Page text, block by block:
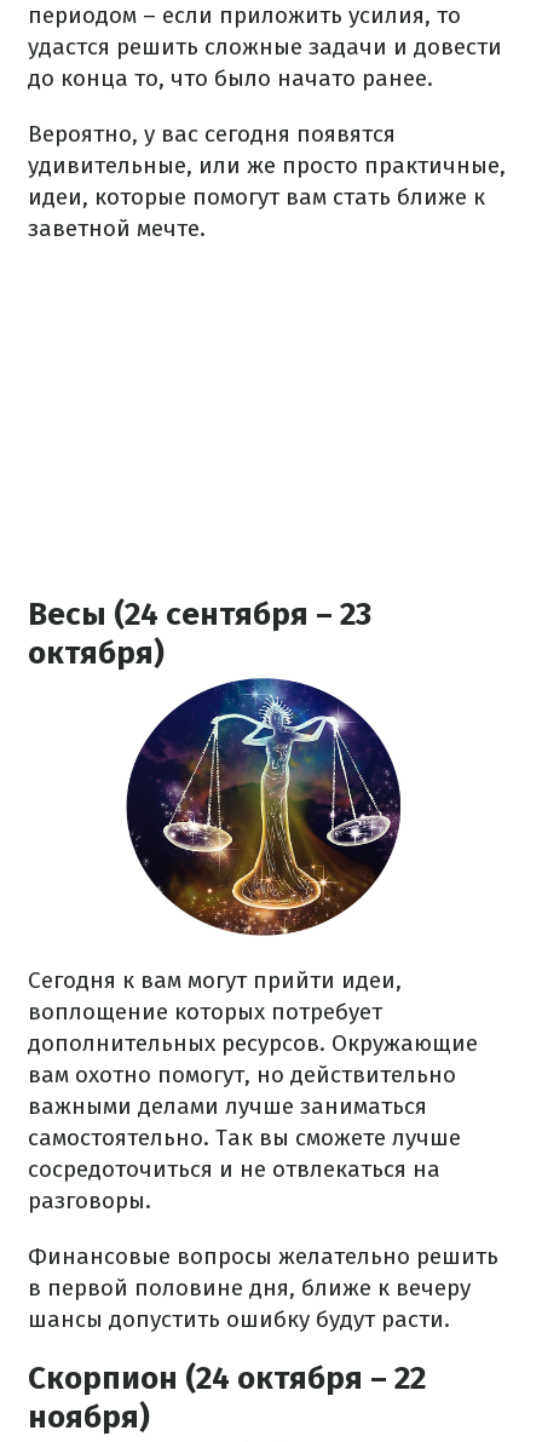
периодом – если приложить усилия, то
удастся решить сложные задачи и довести
до конца то, что было начато ранее.
Вероятно, у вас сегодня появятся
удивительные, или же просто практичные,
идеи, которые помогут вам стать ближе к
заветной мечте.
Весы (24 сентября – 23
октября)
Сегодня к вам могут прийти идеи,
воплощение которых потребует
дополнительных ресурсов. Окружающие
вам охотно помогут, но действительно
важными делами лучше заниматься
самостоятельно. Так вы сможете лучше
сосредоточиться и не отвлекаться на
разговоры.
Финансовые вопросы желательно решить
в первой половине дня, ближе к вечеру
шансы допустить ошибку будут расти.
Скорпион (24 октября – 22
ноября)